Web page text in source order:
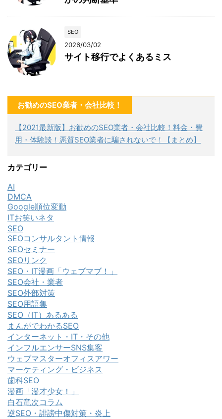
SEO
2026/03/02
サイト移行でよくあるミス
お勧めのSEO業者・会社比較！
【2021最新版】お勧めのSEO業者・会社比較！料金・費
用・体験談！悪質SEO業者に騙されないで！【まとめ】
カテゴリー
AI
DMCA
Google順位変動
ITお笑いネタ
SEO
SEOコンサルタント情報
SEOセミナー
SEOリンク
SEO・IT漫画「ウェブマブ！」
SEO会社・業者
SEO外部対策
SEO用語集
SEO（IT）あるある
まんがでわかるSEO
インターネット・IT・その他
インフルエンサーSNS集客
ウェブマスターオフィスアワー
マーケティング・ビジネス
歯科SEO
漫画「漫才少女！」
白石竜次コラム
逆SEO・誹謗中傷対策・炎上